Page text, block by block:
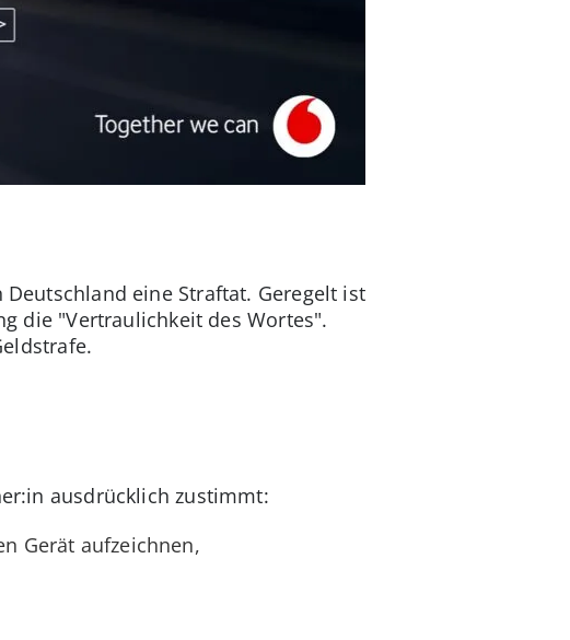
eine Straftat. Geregelt ist
die "Vertraulichkeit des Wortes".
ausdrücklich zustimmt:
Gerät aufzeichnen,